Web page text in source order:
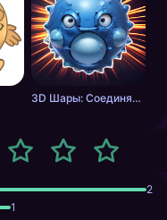
3D Шары: Соединялка
2
1